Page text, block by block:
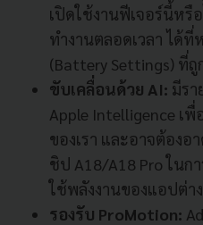
เปิดใช้งานฟีเจอร์นี้หรื
ทำงานตลอดเวลา ได้
(Battery Settings) ที่
ขับเคลื่อนด้วย AI: มีรา
Apple Intelligence เ
ของเรา และอาจต้องอ
ชิป A18/A18 Pro ในก
ใช้พลังงานของแอปต่า
รองรับ ProMotion: